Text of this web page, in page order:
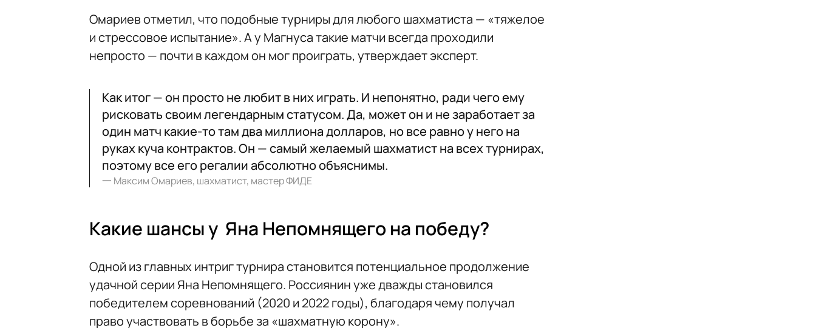
Омариев отметил, что подобные турниры для любого шахматиста — «тяжелое
и стрессовое испытание». А у Магнуса такие матчи всегда проходили
непросто — почти в каждом он мог проиграть, утверждает эксперт.
Как итог — он просто не любит в них играть. И непонятно, ради чего ему
рисковать своим легендарным статусом. Да, может он и не заработает за
один матч какие-то там два миллиона долларов, но все равно у него на
руках куча контрактов. Он — самый желаемый шахматист на всех турнирах,
поэтому все его регалии абсолютно объяснимы.
一 Максим Омариев, шахматист, мастер ФИДЕ
Какие шансы у Яна Непомнящего на победу?
Одной из главных интриг турнира становится потенциальное продолжение
удачной серии Яна Непомнящего. Россиянин уже дважды становился
победителем соревнований (2020 и 2022 годы), благодаря чему получал
право участвовать в борьбе за «шахматную корону».